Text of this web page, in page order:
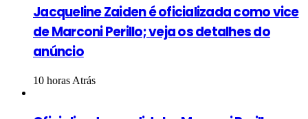
Jacqueline Zaiden é oficializada como vice
de Marconi Perillo; veja os detalhes do
anúncio
10 horas Atrás